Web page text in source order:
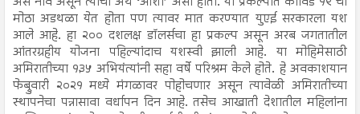
मोठा अडथळा येत होता पण त्यावर मात करण्यात युएई सरकारला यश
आले आहे. हा २०० दशलक्ष डॉलर्सचा हा प्रकल्प असून अरब जगतातील
आंतरग्रहीय योजना पहिल्यांदाच यशस्वी झाली आहे. या मोहिमेसाठी
अमिरातीच्या १३५ अभियंत्यांनी सहा वर्षे परिश्रम केले होते. हे अवकाशयान
फेब्रुवारी २०२१ मध्ये मंगळावर पोहोचणार असून त्यावेळी अमिरातीच्या
स्थापनेचा पन्नासावा वर्धापन दिन आहे. तसेच आखाती देशातील महिलांना